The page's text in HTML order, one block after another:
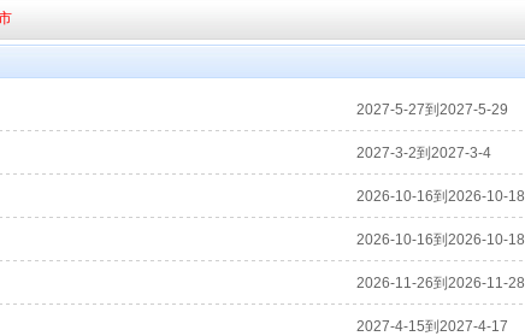
2027-5-27到2027-5-29
2027-3-2到2027-3-4
2026-10-16到2026-10-18
2026-10-16到2026-10-18
2026-11-26到2026-11-28
2027-4-15到2027-4-17